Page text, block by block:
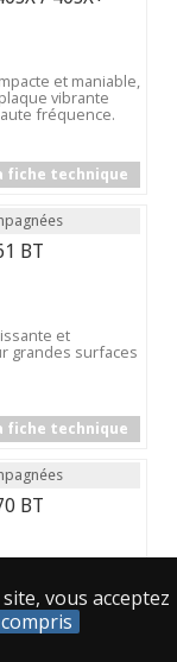
vous acceptez
et maniable,
vibrante
fréquence.
fiche technique
BT
et
grandes surfaces
fiche technique
BT
et maniable
surfaces.